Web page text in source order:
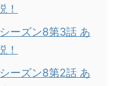
！
ーズン8第3話 あ
！
ーズン8第2話 あ